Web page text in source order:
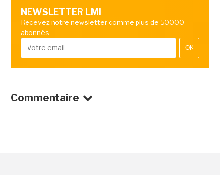
NEWSLETTER LMI
Recevez notre newsletter comme plus de 50000
abonnés
OK
Commentaire